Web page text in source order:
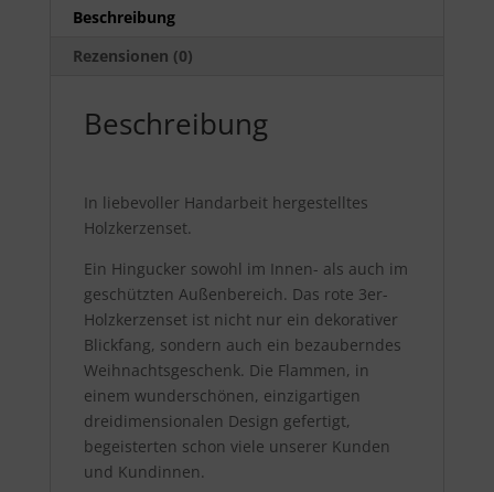
Beschreibung
Rezensionen (0)
Beschreibung
In liebevoller Handarbeit hergestelltes
Holzkerzenset.
Ein Hingucker sowohl im Innen- als auch im
geschützten Außenbereich. Das rote 3er-
Holzkerzenset ist nicht nur ein dekorativer
Blickfang, sondern auch ein bezauberndes
Weihnachtsgeschenk. Die Flammen, in
einem wunderschönen, einzigartigen
dreidimensionalen Design gefertigt,
begeisterten schon viele unserer Kunden
und Kundinnen.